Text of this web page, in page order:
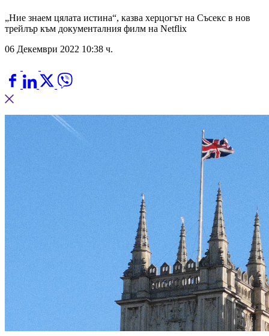
„Ние знаем цялата истина“, казва херцогът на Съсекс в нов
трейлър към документалния филм на Netflix
06 Декември 2022 10:38 ч.